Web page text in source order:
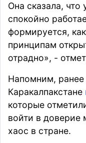
Она сказала, что
спокойно
формируется,
принципам
отрадно», -
Напомним, ранее
Каракалпакстане
которые
войти в доверие
хаос в стране.